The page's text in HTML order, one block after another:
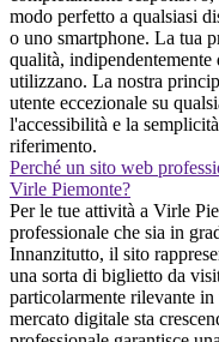
modo perfetto a qualsiasi
o uno smartphone. La tua
qualità,
utilizzano. La nostra
utente eccezionale su
l'accessibilità e la
riferimento.
Perché un sito web
Virle Piemonte?
Per le tue attività a Virle
professionale che sia in
Innanzitutto, il sito
una sorta di biglietto da
particolarmente rilevante
mercato digitale sta